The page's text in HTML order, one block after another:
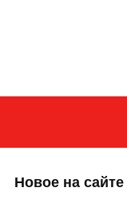
Новое на сайте